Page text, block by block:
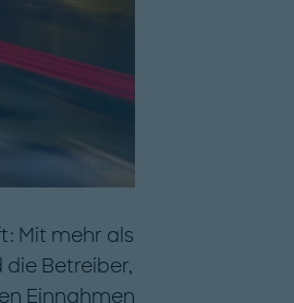
Mit mehr als
Betreiber,
Einnahmen